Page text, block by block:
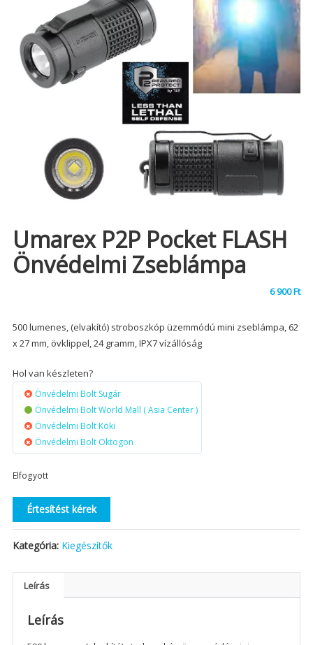
Umarex P2P Pocket FLASH
Önvédelmi Zseblámpa
6 900Ft
500 lumenes, (elvakító) stroboszkóp üzemmódú mini zseblámpa, 62
x 27 mm, övklippel, 24 gramm, IPX7 vízállóság
Hol van készleten?
Önvédelmi Bolt Sugár
Önvédelmi Bolt World Mall ( Asia Center )
Önvédelmi Bolt Köki
Önvédelmi Bolt Oktogon
Elfogyott
Értesítést kérek
Kategória: Kiegészítők
Leírás
Leírás